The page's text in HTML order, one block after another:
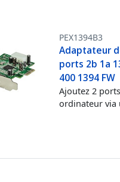
PEX1394B3
Adaptateur
ports 2b 1a
400 1394 FW
Ajoutez 2
ordinateur via